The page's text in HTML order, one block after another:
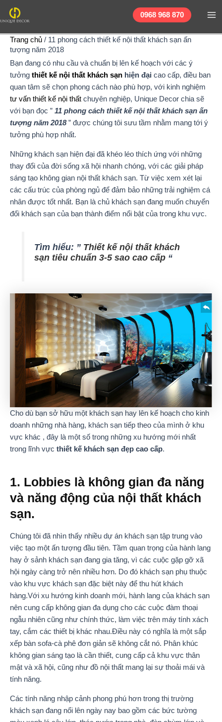
dung
0968 968 870
Trang chủ / 11 phong cách thiết kế nội thất khách sạn ấn
tượng năm 2018
Bạn đang có nhu cầu và chuẩn bị lên kế hoạch với các ý
tưởng thiết kế nội thất khách sạn hiện đại cao cấp, điều ban
quan tâm sẽ chọn phong cách nào phù hợp, với kinh nghiệm
tư vấn thiết kế nội thất chuyên nghiệp, Unique Decor chia sẽ
với bạn đọc ” 11 phong cách thiết kế nội thất khách sạn ấn
tượng năm 2018” được chúng tôi sưu tầm nhằm mang tới ý
tưởng phù hợp nhất.
Những khách sạn hiện đại đã khéo léo thích ứng với những
thay đổi của đời sống xã hội nhanh chóng, với các giải pháp
sáng tạo không gian nội thất khách sạn. Từ việc xem xét lại
các cấu trúc của phòng ngủ để đảm bảo những trải nghiệm cá
nhân được tốt nhất. Bạn là chủ khách sạn đang muốn chuyển
đổi khách sạn của bạn thành điểm nổi bật của trong khu vực.
Tìm hiểu: ” Thiết kế nội thất khách
sạn tiêu chuẩn 3-5 sao cao cấp “
Cho dù bạn sở hữu một khách sạn hay lên kế hoạch cho kinh
doanh những nhà hàng, khách sạn tiếp theo của mình ở khu
vực khác , đây là một số trong những xu hướng mới nhất
trong lĩnh vực thiết kế khách sạn đẹp cao cấp.
1. Lobbies là không gian đa năng
và năng động của nội thất khách
sạn.
Chúng tôi đã nhìn thấy nhiều dự án khách sạn tập trung vào
việc tạo một ấn tượng đầu tiên. Tầm quan trọng của hành lang
hay ở sảnh khách sạn đang gia tăng, vì các cuộc gặp gỡ xã
hội ngày càng trở nên nhiều hơn. Do đó khách sạn phụ thuộc
vào khu vực khách sạn đặc biệt này để thu hút khách
hàng.Với xu hướng kinh doanh mới, hành lang của khách sạn
nên cung cấp không gian đa dụng cho các cuộc đàm thoại
ngẫu nhiên cũng như chính thức, làm việc trên máy tính xách
tay, cắm các thiết bị khác nhau.Điều này có nghĩa là một sắp
xếp bàn sofa-cà phê đơn giản sẽ không cắt nó. Phân khúc
không gian sáng tạo là cần thiết, cung cấp cả khu vực thân
mật và xã hội, cũng như đồ nội thất mang lại sự thoải mái và
tính năng.
Các tính năng nhập cảnh phong phú hơn trong thị trường
khách sạn đang nổi lên ngày nay bao gồm các bức tường